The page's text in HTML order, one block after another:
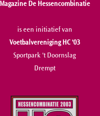
Magazine De Hessencombinatie
is een initiatief van
Voetbalvereniging HC '03
Sportpark 't Doornslag
Drempt